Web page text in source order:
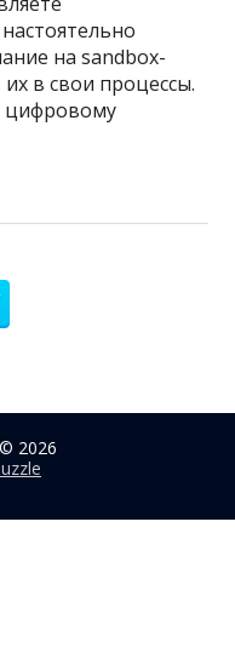
на sandbox-
в свои процессы.
цифровому
© 2026